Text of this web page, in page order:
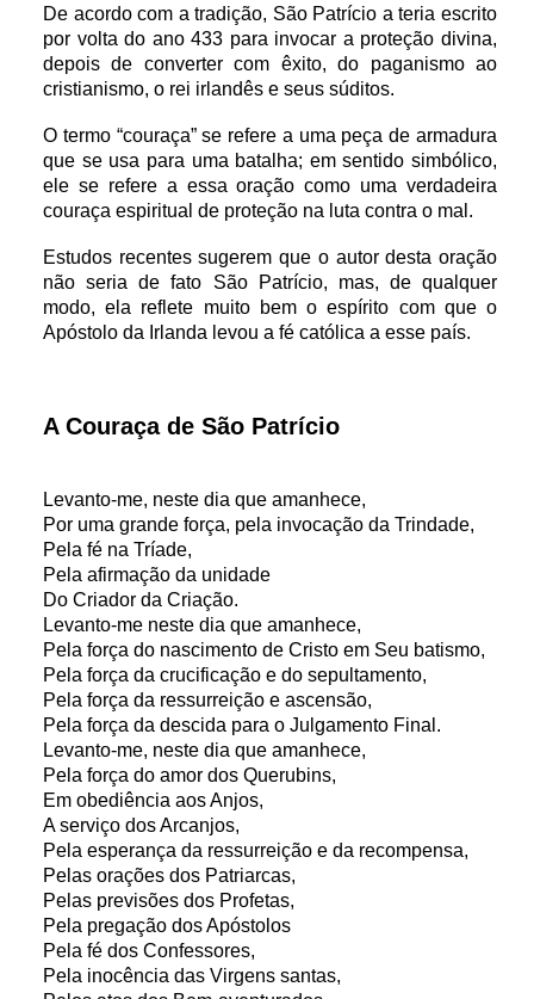
De acordo com a tradição, São Patrício a teria escrito
por volta do ano 433 para invocar a proteção divina,
depois de converter com êxito, do paganismo ao
cristianismo, o rei irlandês e seus súditos.
O termo “couraça” se refere a uma peça de armadura
que se usa para uma batalha; em sentido simbólico,
ele se refere a essa oração como uma verdadeira
couraça espiritual de proteção na luta contra o mal.
Estudos recentes sugerem que o autor desta oração
não seria de fato São Patrício, mas, de qualquer
modo, ela reflete muito bem o espírito com que o
Apóstolo da Irlanda levou a fé católica a esse país.
A Couraça de São Patrício
Levanto-me, neste dia que amanhece,
Por uma grande força, pela invocação da Trindade,
Pela fé na Tríade,
Pela afirmação da unidade
Do Criador da Criação.
Levanto-me neste dia que amanhece,
Pela força do nascimento de Cristo em Seu batismo,
Pela força da crucificação e do sepultamento,
Pela força da ressurreição e ascensão,
Pela força da descida para o Julgamento Final.
Levanto-me, neste dia que amanhece,
Pela força do amor dos Querubins,
Em obediência aos Anjos,
A serviço dos Arcanjos,
Pela esperança da ressurreição e da recompensa,
Pelas orações dos Patriarcas,
Pelas previsões dos Profetas,
Pela pregação dos Apóstolos
Pela fé dos Confessores,
Pela inocência das Virgens santas,